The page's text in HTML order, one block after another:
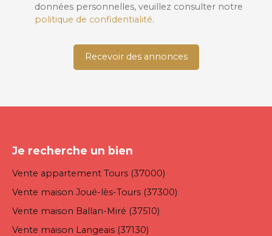
données personnelles, veuillez consulter notre
politique de confidentialité.
Recevoir des annonces
Je recherche un bien
Vente appartement Tours (37000)
Vente maison Joué-lès-Tours (37300)
Vente maison Ballan-Miré (37510)
Vente maison Langeais (37130)